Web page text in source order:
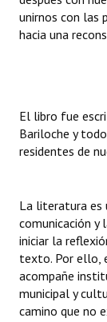
Huéspedes
Bariloche,
Entrega de
unirnos con las
hacia una
El libro fue
Bariloche y
residentes de
La literatura es
comunicación y
iniciar la
texto. Por ello,
acompañe
municipal y
camino que no